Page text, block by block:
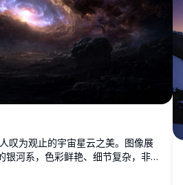
叹为观止的宇宙星云之美。图像展
银河系，色彩鲜艳、细节复杂，非常